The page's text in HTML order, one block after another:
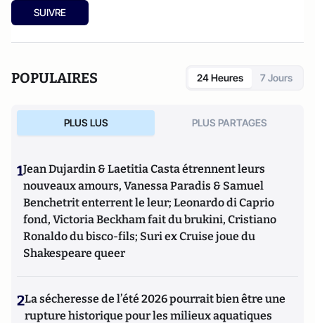
SUIVRE
POPULAIRES 24 Heures 7 Jours
PLUS LUS PLUS PARTAGES
1Jean Dujardin & Laetitia Casta étrennent leurs
nouveaux amours, Vanessa Paradis & Samuel
Benchetrit enterrent le leur; Leonardo di Caprio
fond, Victoria Beckham fait du brukini, Cristiano
Ronaldo du bisco-fils; Suri ex Cruise joue du
Shakespeare queer
2La sécheresse de l’été 2026 pourrait bien être une
rupture historique pour les milieux aquatiques